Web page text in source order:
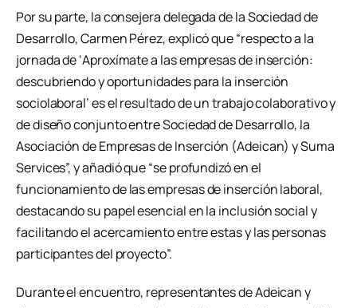
Por su parte, la consejera delegada de la Sociedad de
Desarrollo, Carmen Pérez, explicó que “respecto a la
jornada de ‘Aproxímate a las empresas de inserción:
descubriendo y oportunidades para la inserción
sociolaboral’ es el resultado de un trabajo colaborativo y
de diseño conjunto entre Sociedad de Desarrollo, la
Asociación de Empresas de Inserción (Adeican) y Suma
Services”, y añadió que “se profundizó en el
funcionamiento de las empresas de inserción laboral,
destacando su papel esencial en la inclusión social y
facilitando el acercamiento entre estas y las personas
participantes del proyecto”.
Durante el encuentro, representantes de Adeican y